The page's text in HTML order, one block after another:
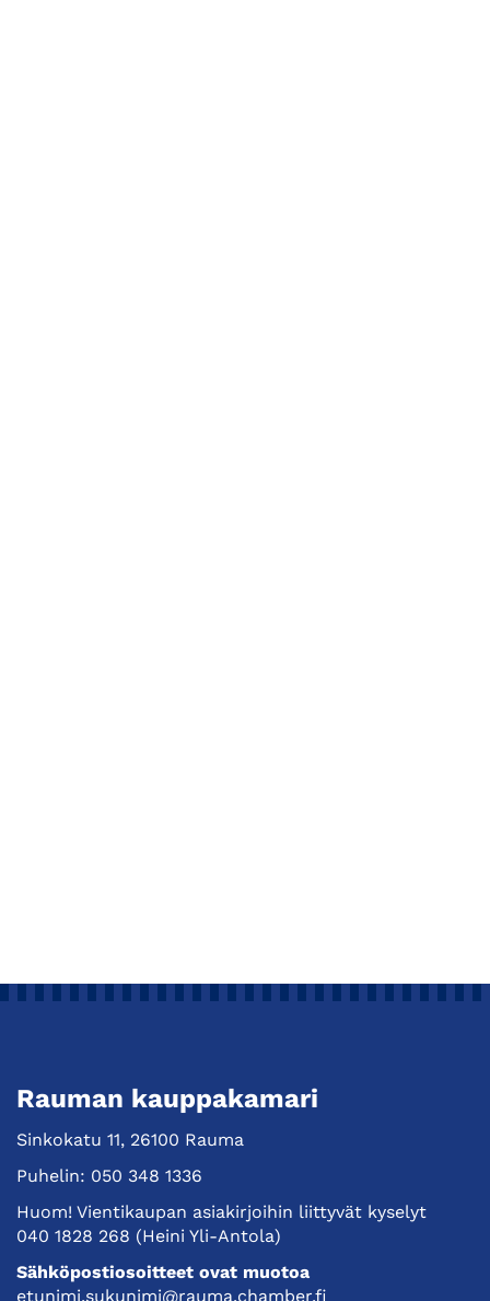
Rauman kauppakamari
Sinkokatu 11, 26100 Rauma
Puhelin: 050 348 1336
Huom! Vientikaupan asiakirjoihin liittyvät kyselyt
040 1828 268 (Heini Yli-Antola)
Sähköpostiosoitteet ovat muotoa
etunimi.sukunimi@rauma.chamber.fi